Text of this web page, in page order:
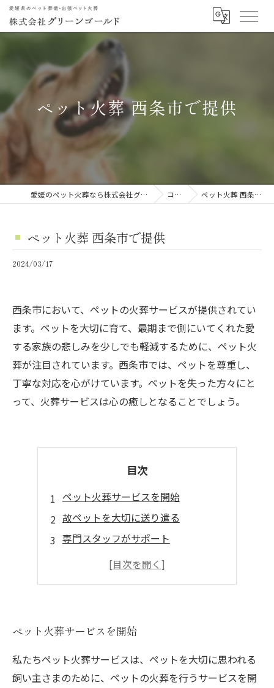
ペット火葬 西条市で提供
愛媛のペット火葬なら株式会社グリーンゴールド コラム ペット火葬 西条市で提供
ペット火葬 西条市で提供
2024/03/17
西条市において、ペットの火葬サービスが提供されてい
ます。ペットを大切に育て、最期まで側にいてくれた愛
する家族の悲しみを少しでも軽減するために、ペット火
葬が注目されています。西条市では、ペットを尊重し、
丁寧な対応を心がけています。ペットを失った方々にと
って、火葬サービスは心の癒しとなることでしょう。
目次
ペット火葬サービスを開始
故ペットを大切に送り遣る
専門スタッフがサポート
故ペットの骨壷も提供
ペット火葬サービスを開始
私たちペット火葬サービスは、ペットを大切に思われる
飼い主さまのために、ペットの火葬を行うサービスを開